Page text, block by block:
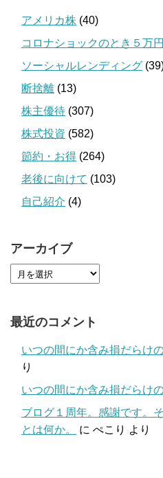
アメリカ株 (40)
コロナショックのとき５万
ソーシャルレンディング
断捨離 (13)
株主優待 (307)
株式投資 (582)
節約・お得 (264)
老後に向けて (103)
自己紹介 (4)
アーカイブ
最近のコメント
いつの間にか含み損だらけ
り
いつの間にか含み損だらけ
ブログ１周年。感謝です。
とは何か。
に ぺこり より